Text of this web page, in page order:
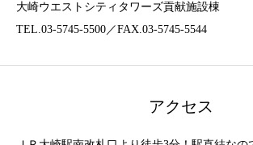
大崎ウエストシティタワーズ貢献施設棟
TEL.03-5745-5500／FAX.03-5745-5544
アクセス